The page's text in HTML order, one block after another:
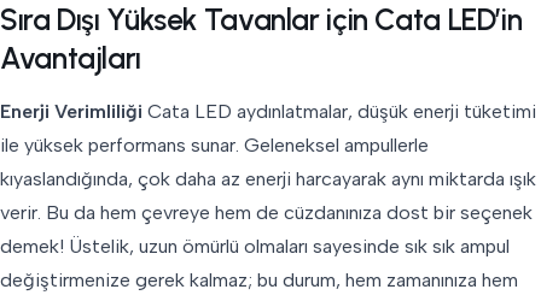
Sıra Dışı Yüksek Tavanlar için Cata LED’in
Avantajları
Enerji Verimliliği Cata LED aydınlatmalar, düşük enerji tüketimi
ile yüksek performans sunar. Geleneksel ampullerle
kıyaslandığında, çok daha az enerji harcayarak aynı miktarda ışık
verir. Bu da hem çevreye hem de cüzdanınıza dost bir seçenek
demek! Üstelik, uzun ömürlü olmaları sayesinde sık sık ampul
değiştirmenize gerek kalmaz; bu durum, hem zamanınıza hem